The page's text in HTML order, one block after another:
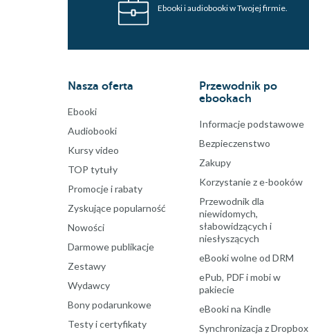
Ebooki i audiobooki w Twojej firmie.
Nasza oferta
Ebooki
Audiobooki
Kursy video
TOP tytuły
Promocje i rabaty
Zyskujące popularność
Nowości
Darmowe publikacje
Zestawy
Wydawcy
Bony podarunkowe
Testy i certyfikaty
Przewodnik po
ebookach
Informacje podstawowe
Bezpieczenstwo
Zakupy
Korzystanie z e-booków
Przewodnik dla
niewidomych,
słabowidzących i
niesłyszących
eBooki wolne od DRM
ePub, PDF i mobi w
pakiecie
eBooki na Kindle
Synchronizacja z Dropbox